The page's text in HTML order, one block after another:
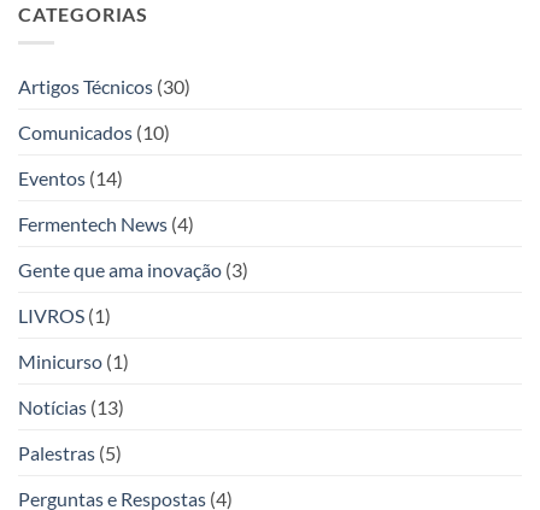
CATEGORIAS
Artigos Técnicos (30)
Comunicados (10)
Eventos (14)
Fermentech News (4)
Gente que ama inovação (3)
LIVROS (1)
Minicurso (1)
Notícias (13)
Palestras (5)
Perguntas e Respostas (4)